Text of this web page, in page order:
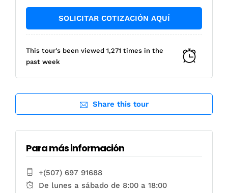
This tour's been viewed 1,271 times in the
past week
Share this tour
Para más información
+(507) 697 91688
De lunes a sábado de 8:00 a 18:00